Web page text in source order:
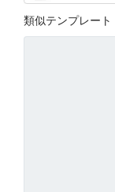
類似テンプレート